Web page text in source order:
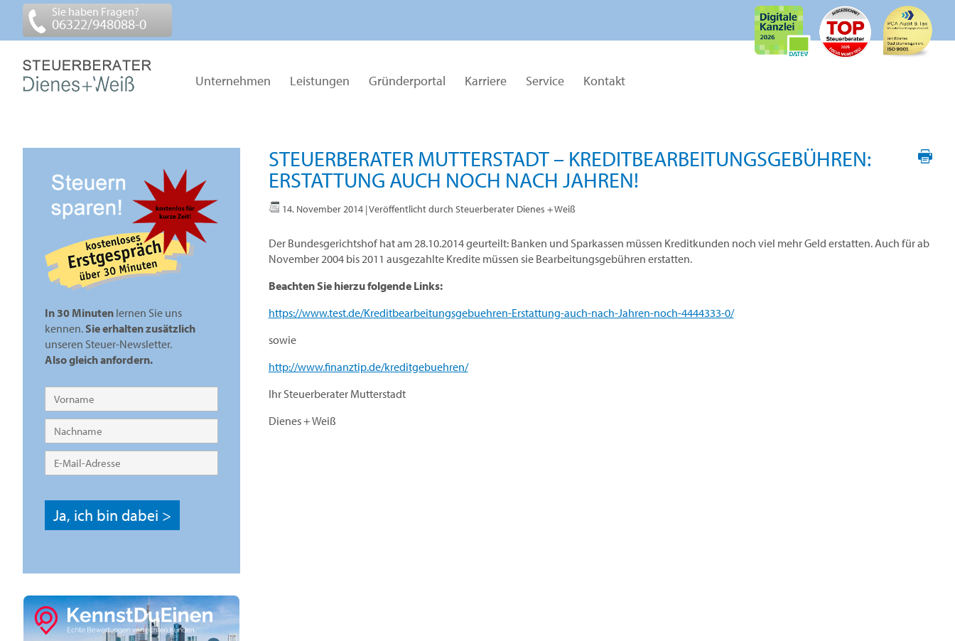
Sie haben Fragen?
06322/948088-0
Unternehmen Leistungen Gründerportal Karriere Service Kontakt
STEUERBERATER MUTTERSTADT – KREDIT­BEARBEITUNGS­GEBÜHREN:
ERSTATTUNG AUCH NOCH NACH JAHREN!
14. November 2014| Veröffentlicht durch Steuerberater Dienes + Weiß
Der Bundes­gerichts­hof hat am 28.10.2014 geur­teilt: Banken und Sparkassen müssen Kredit­kunden noch viel mehr Geld erstatten. Auch für ab
November 2004 bis 2011 ausgezahlte Kredite müssen sie Bearbeitungs­gebühren erstatten.
Beachten Sie hierzu folgende Links:
https://www.test.de/Kreditbearbeitungsgebuehren-Erstattung-auch-nach-Jahren-noch-4444333-0/
sowie
http://www.finanztip.de/kreditgebuehren/
Ihr Steuerberater Mutterstadt
Dienes + Weiß
In 30 Minutenlernen Sie uns
kennen. Sie erhalten zusätzlich
unseren Steuer-Newsletter.
Also gleich anfordern.